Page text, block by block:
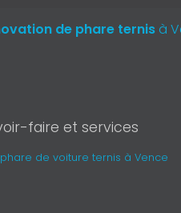
de phare ternis à
faire et services
de voiture ternis à Vence